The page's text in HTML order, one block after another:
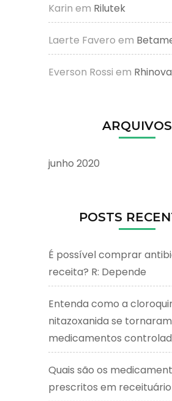
Karin em Rilutek
Laerte Favero em
Everson Rossi em
ARQUIVOS
junho 2020
POSTS
É possível comprar
receita? R: Depende
Entenda como a
nitazoxanida se tornaram
medicamentos
Quais são os
prescritos em receituário